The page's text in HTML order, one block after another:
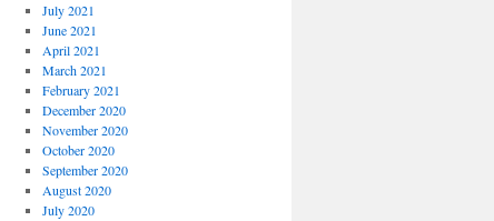
July 2021
June 2021
April 2021
March 2021
February 2021
December 2020
November 2020
October 2020
September 2020
August 2020
July 2020